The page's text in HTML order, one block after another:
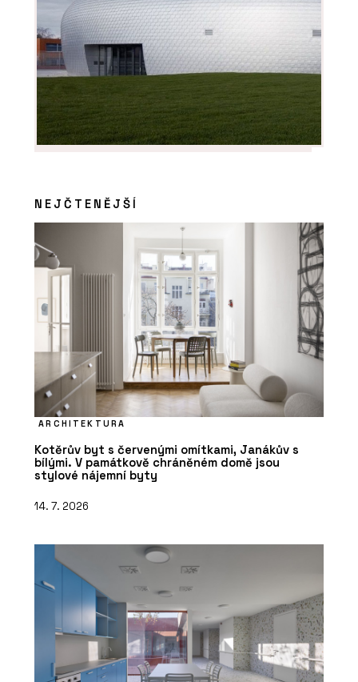
NEJČTENĚJŠÍ
ARCHITEKTURA
Kotěrův byt s červenými omítkami, Janákův s
bílými. V památkově chráněném domě jsou
stylové nájemní byty
14. 7. 2026